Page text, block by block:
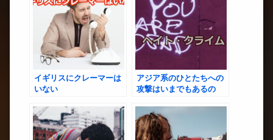
イギリスにクレーマーは
いない
アジア系のひとたちへの
攻撃はいまでもあるの